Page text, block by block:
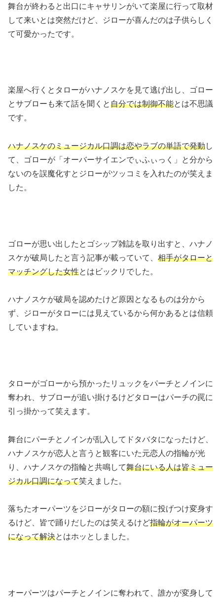
舞台が終わると出口にキャサリンがいて楽屋に行って取材
して来いとは突然だけど、ジローが喜んだのは子供らしく
て可愛かったです。
楽屋へ行くとタローがハナノスケを見て逃げ出し、ゴロー
とサブローも来て話を聞くと自分では制御不能とは不思議
です。
ハナノスケのミュージカル口調は恋やラブの単語で発動し
て、ゴローが「オーバーサイエンでぃふぃっく」と分から
ないのを誤魔化すとジローがツッコミを入れたのが笑えま
した。
ゴローが思い出したとゴシップ雑誌を取り出すと、ハナノ
スケが破局したと言う記事が載っていて、 相手がタローと
マッチングした女性とはビックリでした。
ハナノスケが破局を認めたけど原因となるものは分から
ず、ジローがタローには見えているから何かあるとは信頼
していますね。
タローがゴローから預かったリュックをパーチとノインに
奪われ、サブローが追い掛けるけどタローはパーチの罠に
引っ掛かって笑えます。
舞台にパーチとノインが乱入してドタバタになったけど、
ハナノスケが恋人と言うと観客にいた元恋人の指輪が光
り、ハナノスケの指輪と共鳴して舞台にいる人は皆ミュー
ジカル口調になって笑えました。
落ちたオーパーツをジローがタローの額に投げつけ変身す
るけど、皆で踊りだしたのは笑えるけど指輪がオーパーツ
になって解決とはホッとしました。
オーパーツはパーチとノインに奪われて、誰かが変身して